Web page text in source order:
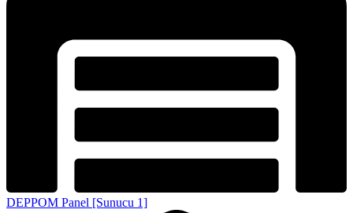
DEPPOM Panel [Sunucu 1]